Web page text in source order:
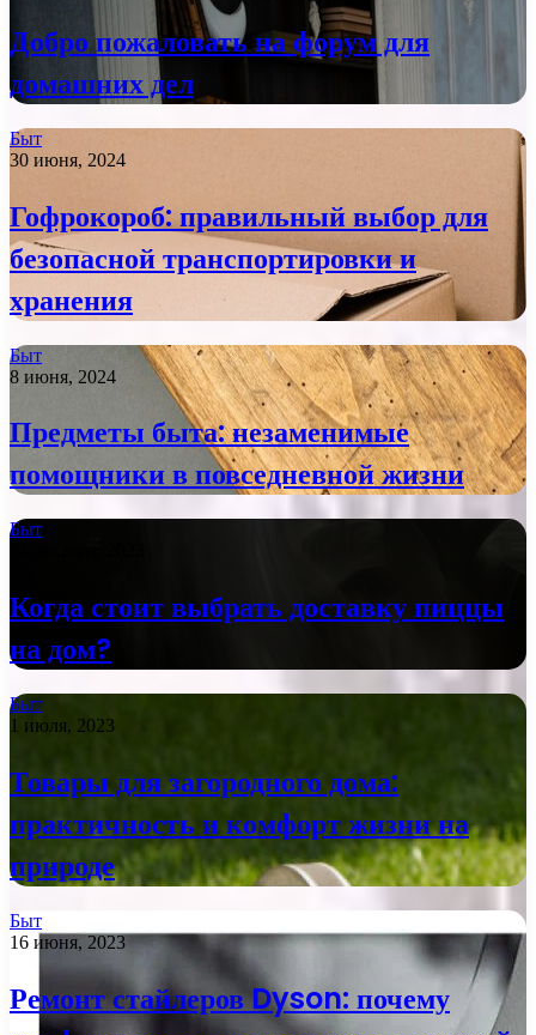
Добро пожаловать на форум для
домашних дел
Быт
30 июня, 2024
Гофрокороб: правильный выбор для
безопасной транспортировки и
хранения
Быт
8 июня, 2024
Предметы быта: незаменимые
помощники в повседневной жизни
Быт
Когда стоит выбрать доставку пиццы
на дом?
Быт
1 июля, 2023
Товары для загородного дома:
практичность и комфорт жизни на
природе
Быт
16 июня, 2023
Ремонт стайлеров Dyson: почему